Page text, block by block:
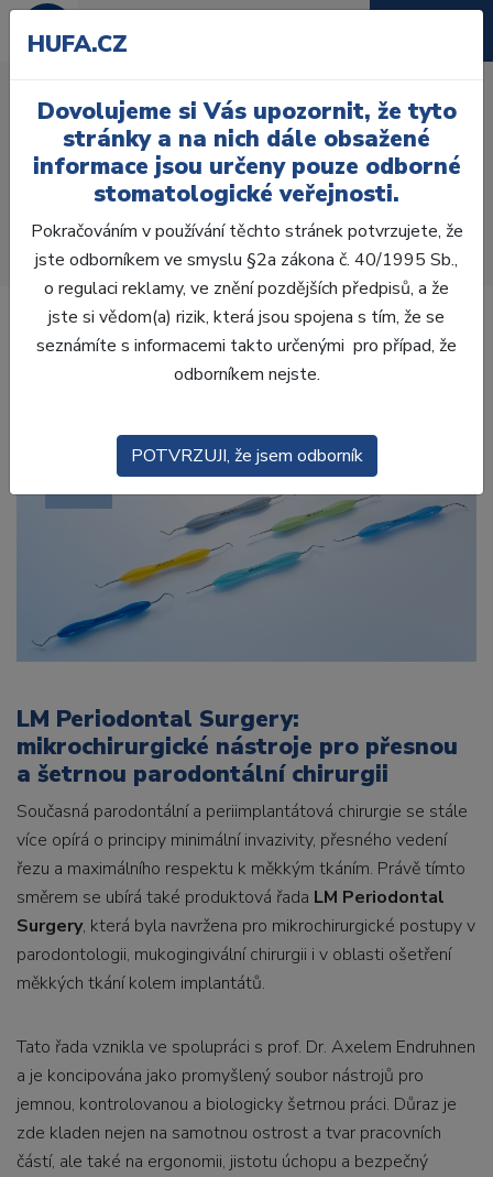
minimálně invazivní,
přesná a účinná
Parodontální chirurgie - minimálně invazivní, přesná a
účinná
LM Periodontal Surgery:
mikrochirurgické nástroje pro přesnou
a šetrnou parodontální chirurgii
Současná parodontální a periimplantátová chirurgie se stále
více opírá o principy minimální invazivity, přesného vedení
řezu a maximálního respektu k měkkým tkáním. Právě tímto
směrem se ubírá také produktová řada LM Periodontal
Surgery, která byla navržena pro mikrochirurgické postupy v
parodontologii, mukogingivální chirurgii i v oblasti ošetření
měkkých tkání kolem implantátů.
Tato řada vznikla ve spolupráci s prof. Dr. Axelem Endruhnen
a je koncipována jako promyšlený soubor nástrojů pro
jemnou, kontrolovanou a biologicky šetrnou práci. Důraz je
zde kladen nejen na samotnou ostrost a tvar pracovních
částí, ale také na ergonomii, jistotu úchopu a bezpečný
HUFA.CZ
Dovolujeme si Vás upozornit, že tyto
stránky a na nich dále obsažené
informace jsou určeny pouze odborné
stomatologické veřejnosti.
Pokračováním v používání těchto stránek potvrzujete, že
jste odborníkem ve smyslu §2a zákona č. 40/1995 Sb.,
o regulaci reklamy, ve znění pozdějších předpisů, a že
jste si vědom(a) rizik, která jsou spojena s tím, že se
seznámíte s informacemi takto určenými pro případ, že
odborníkem nejste.
POTVRZUJI, že jsem odborník